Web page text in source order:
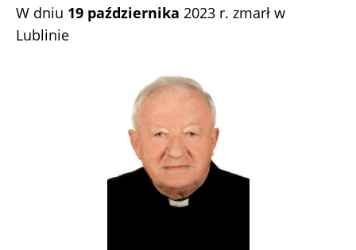
W dniu 19 października 2023 r. zmarł w
Lublinie